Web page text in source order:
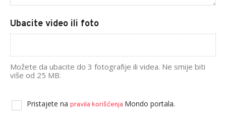
Ubacite video ili foto
Možete da ubacite do 3 fotografije ili videa. Ne smije biti
više od 25 MB.
Pristajete na pravila korišćenja Mondo portala.